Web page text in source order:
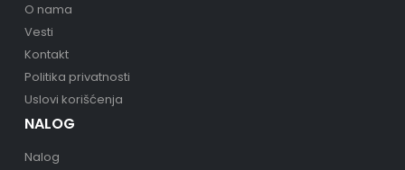
O nama
Vesti
Kontakt
Politika privatnosti
Uslovi korišćenja
NALOG
Nalog